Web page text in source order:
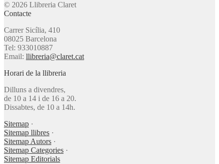
© 2026 Llibreria Claret
Contacte
Carrer Sicília, 410
08025 Barcelona
Tel: 933010887
Email: llibreria@claret.cat
Horari de la llibreria
Dilluns a divendres,
de 10 a 14 i de 16 a 20.
Dissabtes, de 10 a 14h.
Sitemap ·
Sitemap llibres ·
Sitemap Autors ·
Sitemap Categories ·
Sitemap Editorials